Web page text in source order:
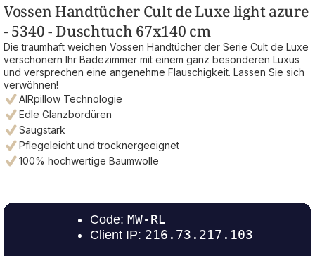
Vossen Handtücher Cult de Luxe light azure
- 5340 - Duschtuch 67x140 cm
Die traumhaft weichen Vossen Handtücher der Serie Cult de Luxe
verschönern Ihr Badezimmer mit einem ganz besonderen Luxus
und versprechen eine angenehme Flauschigkeit. Lassen Sie sich
verwöhnen!
AIRpillow Technologie
Edle Glanzbordüren
Saugstark
Pflegeleicht und trocknergeeignet
100% hochwertige Baumwolle